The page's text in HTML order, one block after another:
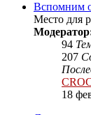
Вспомним
Место для
94
207
18